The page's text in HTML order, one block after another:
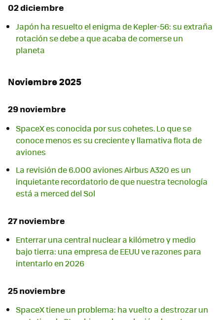
02 diciembre
Japón ha resuelto el enigma de Kepler-56: su extraña
rotación se debe a que acaba de comerse un
planeta
Noviembre 2025
29 noviembre
SpaceX es conocida por sus cohetes. Lo que se
conoce menos es su creciente y llamativa flota de
aviones
La revisión de 6.000 aviones Airbus A320 es un
inquietante recordatorio de que nuestra tecnología
está a merced del Sol
27 noviembre
Enterrar una central nuclear a kilómetro y medio
bajo tierra: una empresa de EEUU ve razones para
intentarlo en 2026
25 noviembre
SpaceX tiene un problema: ha vuelto a destrozar un